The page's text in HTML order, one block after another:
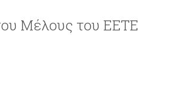
Μέλους του ΕΕΤΕ